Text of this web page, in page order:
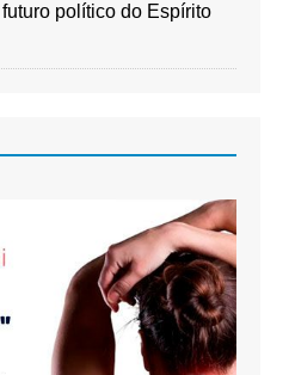
político do Espírito